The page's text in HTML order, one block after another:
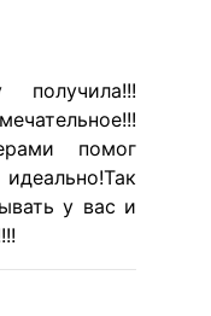
получила!!!
помог
у вас и